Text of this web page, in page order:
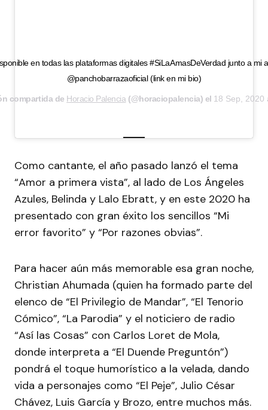
en todas las plataformas digitales #SiLaAmasDeVerdad junto a mi
@panchobarrazaoficial (link en mi bio)
compartida de Horacio Palencia (@horaciopalencia) el 18 Sep, 2020
Como cantante, el año pasado lanzó el tema
“Amor a primera vista”, al lado de Los Ángeles
Azules, Belinda y Lalo Ebratt, y en este 2020 ha
presentado con gran éxito los sencillos “Mi
error favorito” y “Por razones obvias”.
Para hacer aún más memorable esa gran noche,
Christian Ahumada (quien ha formado parte del
elenco de “El Privilegio de Mandar”, “El Tenorio
Cómico”, “La Parodia” y el noticiero de radio
“Así las Cosas” con Carlos Loret de Mola,
donde interpreta a “El Duende Preguntón”)
pondrá el toque humorístico a la velada, dando
vida a personajes como “El Peje”, Julio César
Chávez, Luis García y Brozo, entre muchos más.